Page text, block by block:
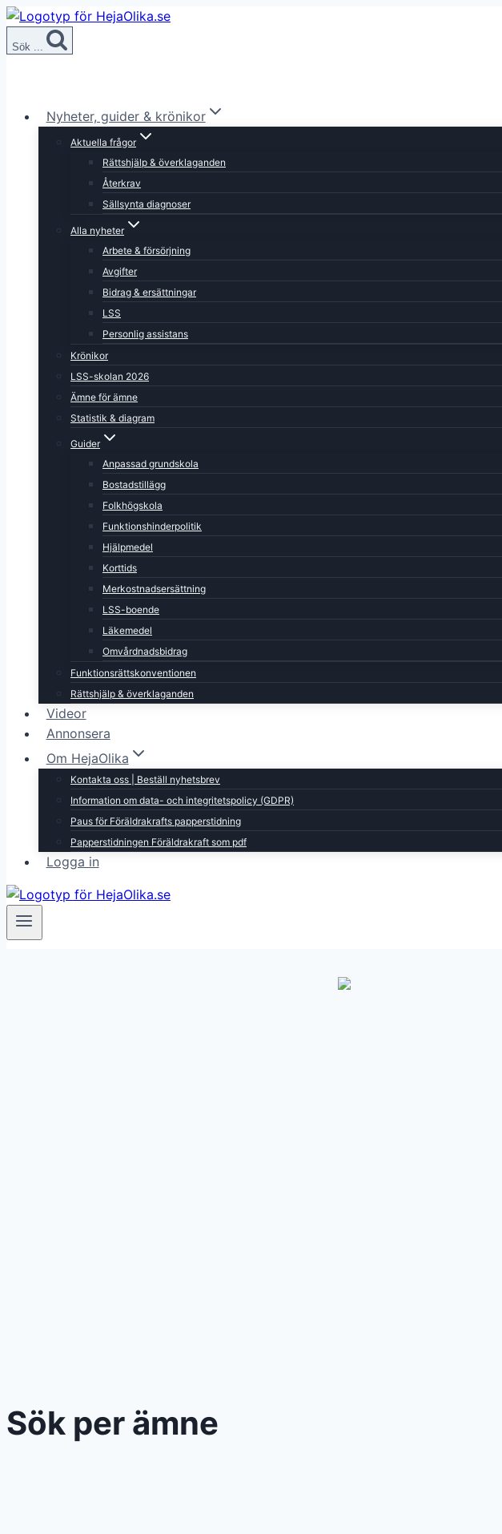
Skip
content
Sök ...
Nyheter, guider & krönikor
Aktuella frågor
Rättshjälp & överklaganden
Återkrav
Sällsynta diagnoser
Alla nyheter
Arbete & försörjning
Avgifter
Bidrag & ersättningar
LSS
Personlig assistans
Krönikor
LSS-skolan 2026
Ämne för ämne
Statistik & diagram
Guider
Anpassad grundskola
Bostadstillägg
Folkhögskola
Funktionshinderpolitik
Hjälpmedel
Korttids
Merkostnadsersättning
LSS-boende
Läkemedel
Omvårdnadsbidrag
Funktionsrättskonventionen
Rättshjälp & överklaganden
Videor
Annonsera
Om HejaOlika
Kontakta oss | Beställ nyhetsbrev
Information om data- och integritetspolicy (GDPR)
Paus för Föräldrakrafts papperstidning
Papperstidningen Föräldrakraft som pdf
Logga in
Sök per ämne